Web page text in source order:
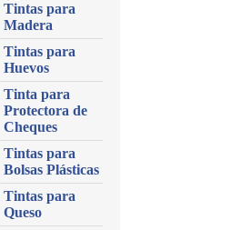
Tintas para
Madera
Tintas para
Huevos
Tinta para
Protectora de
Cheques
Tintas para
Bolsas Plásticas
Tintas para
Queso